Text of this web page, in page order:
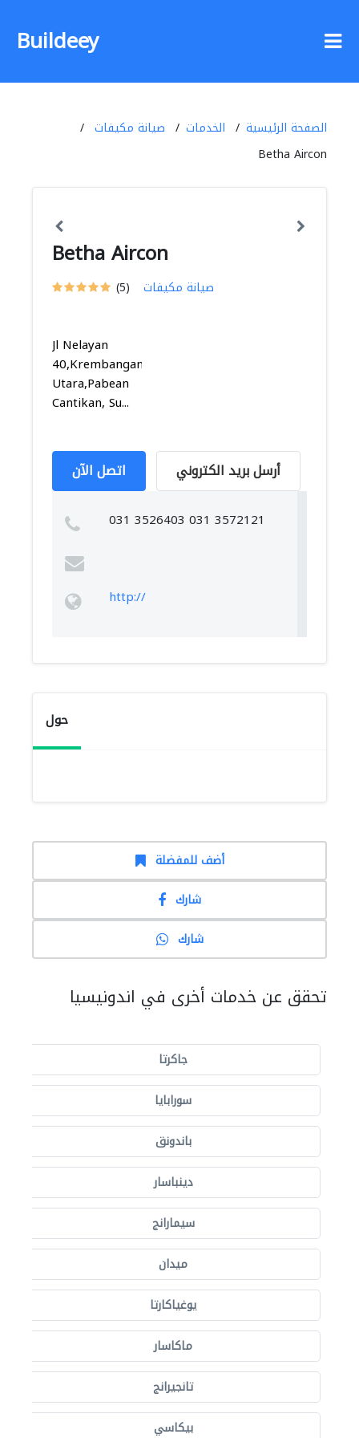
Buildeey
الصفحة الرئيسية الخدمات
صيانة مكيفات
Betha Aircon
Betha Aircon
(5) صيانة مكيفات
Jl Nelayan
40,Krembangan
Utara,Pabean
Cantikan, Su...
اتصل الآن أرسل بريد الكتروني
031 3526403 031 3572121
http://
حول
أضف للمفضلة
شارك
شارك
تحقق عن خدمات أخرى في اندونيسيا
جاكرتا
سورابايا
باندونق
دينباسار
سيمارانج
ميدان
يوغياكارتا
ماكاسار
تانجيرانج
بيكاسي